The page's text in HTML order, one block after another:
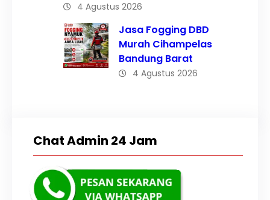
4 Agustus 2026
Jasa Fogging DBD
Murah Cihampelas
Bandung Barat
4 Agustus 2026
Chat Admin 24 Jam